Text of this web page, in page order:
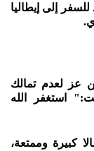
إلى إيطاليا
عز لعدم تمالك
استغفر الله
كبيرة وممتعة،